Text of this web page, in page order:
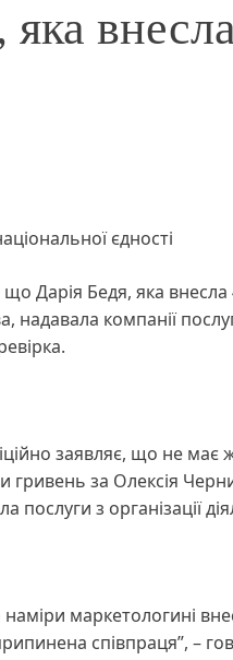
єдності
Дарія Бедя, яка внесла
надавала компанії
заявляє, що не має
гривень за Олексія
з організації
маркетологині
співпраця”, –